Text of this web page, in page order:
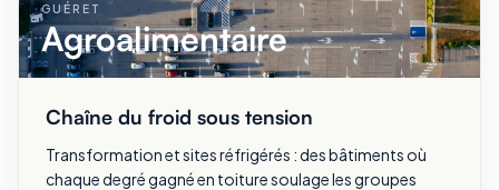
GUÉRET
Agroalimentaire
Chaîne du froid sous tension
Transformation et sites réfrigérés : des bâtiments où
chaque degré gagné en toiture soulage les groupes